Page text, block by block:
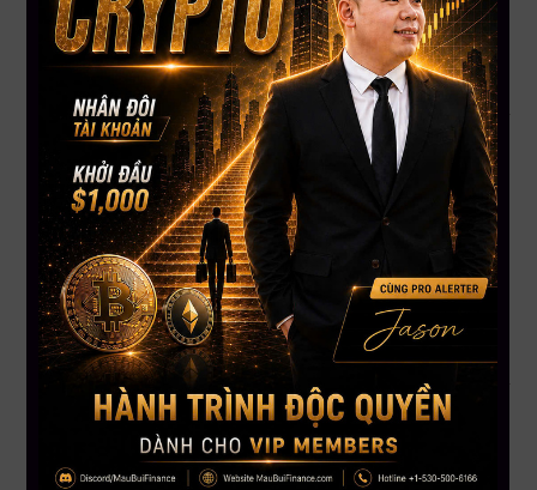
Người cần mentor đồng hành và cộng đồng hỗ trợ
Người nghiêm túc muốn theo đuổi trading như một nghề
chuyên nghiệp
Thông Tin Chi Tiết Về Khóa Học
Tên chương trình:Trading Masterclass 2025
Thời gian:2 ngày – Thứ Sáu và Thứ Bảy, ngày 10 & 11 tháng
10, 2025
Địa điểm:Dallas, Texas, USA
Hình thức:Học trực tiếp (offline)
Đăng ký tại:
https://maubuifinance.com/trading-masterclass-2025/
Học Một Mình Có Thể Đi Nhanh – Nhưng Muốn Thành
Công, Hãy Đi Cùng Cộng Đồng
Trong đầu tư tài chính, kiến thức thôi chưa đủ. Bạn cầnsự